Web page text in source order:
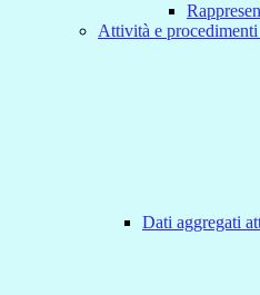
Attività e procedimenti
Dati aggregati